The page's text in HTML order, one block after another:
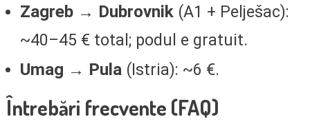
Zagreb → Dubrovnik(A1 + Pelješac):
~40–45 € total; podul e gratuit.
Umag → Pula(Istria): ~6 €.
Întrebări frecvente (FAQ)